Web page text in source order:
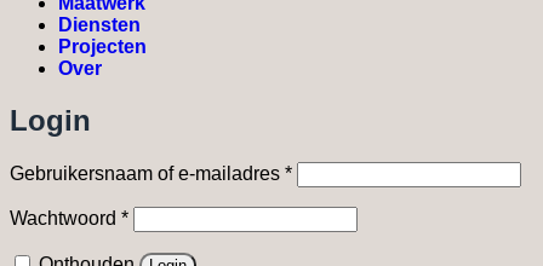
Diensten
Projecten
Over
Login
Gebruikersnaam of e-mailadres *Vereist
Wachtwoord *Vereist